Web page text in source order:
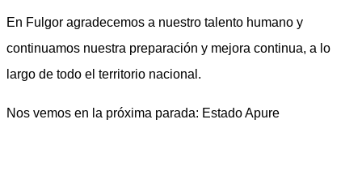
En Fulgor agradecemos a nuestro talento humano y
continuamos nuestra preparación y mejora continua, a lo
largo de todo el territorio nacional.
Nos vemos en la próxima parada: Estado Apure